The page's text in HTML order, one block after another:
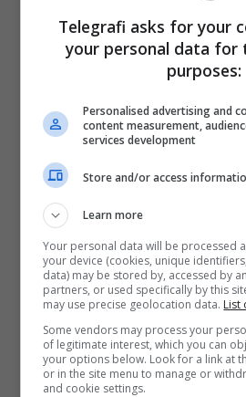
Telegrafi asks for your
your personal data for
purposes:
Personalised advertising and
content measurement,
services development
Store and/or access
Learn more
Your personal data will be processed
your device (cookies, unique
data) may be stored by, accessed by
partners, or used specifically by this
may use precise geolocation data. List
Some vendors may process your
of legitimate interest, which you can
your options below. Look for a link at
or in the site menu to manage or
and cookie settings.